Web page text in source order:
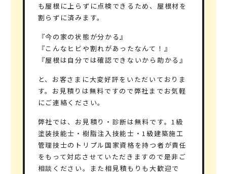
も屋根に上らずに点検できるため、屋根材を
割らずに済みます。
『今の家の状態が分かる』
『こんなヒビや割れがあったなんて！』
『屋根は自分では確認できないから助かる』
と、お客さまに大変好評をいただいておりま
す。 お見積りは無料ですので弊社までお気軽
にご連絡ください。
弊社では、お見積り・診断は無料です。1級
塗装技能士・樹脂注入技能士・1級建築施工
管理技士のトリプル国家資格 を持つ者が責任
をもって対応させていただきますので是非ご
相談ください。また相見積もりも大歓迎で